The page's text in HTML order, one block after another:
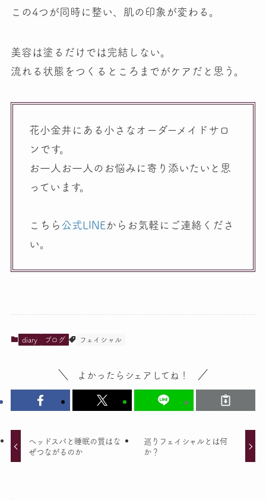
この4つが同時に整い、肌の印象が変わる。
美容は塗るだけでは完結しない。
流れる状態をつくるところまでがケアだと思う。
花小金井にある小さなオーダーメイドサロ
ンです。
お一人お一人のお悩みに寄り添いたいと思
っています。
こちら公式LINEからお気軽にご連絡くださ
い。
diary ブログ フェイシャル
よかったらシェアしてね！
ヘッドスパと睡眠の質はな
ぜつながるのか
巡りフェイシャルとは何
か？